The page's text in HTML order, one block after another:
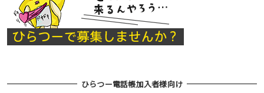
ひらつー電話帳加入者様向け